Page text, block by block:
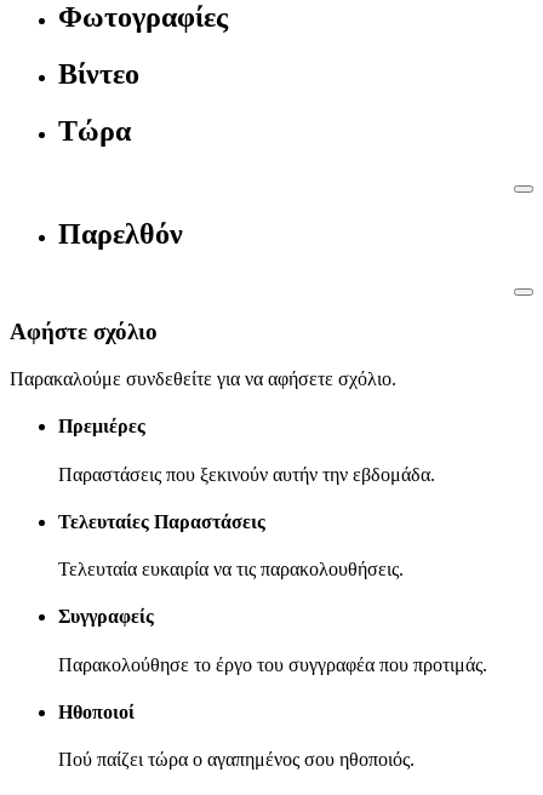
Φωτογραφίες
Βίντεο
Τώρα
Παρελθόν
Αφήστε σχόλιο
Παρακαλούμε συνδεθείτε για να αφήσετε σχόλιο.
Πρεμιέρες
Παραστάσεις που ξεκινούν αυτήν την εβδομάδα.
Τελευταίες Παραστάσεις
Τελευταία ευκαιρία να τις παρακολουθήσεις.
Συγγραφείς
Παρακολούθησε το έργο του συγγραφέα που προτιμάς.
Ηθοποιοί
Πού παίζει τώρα ο αγαπημένος σου ηθοποιός.